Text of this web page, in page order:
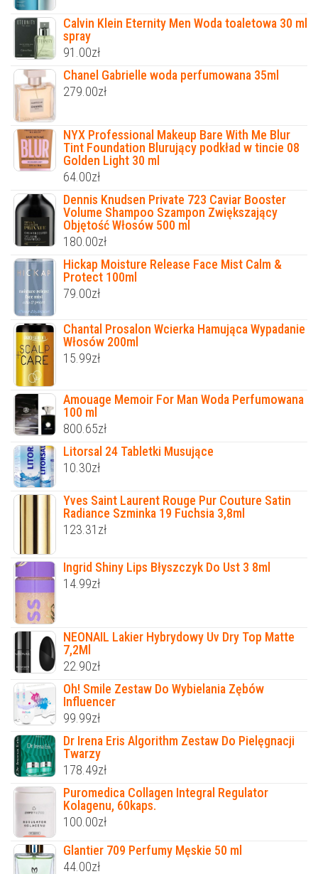
Calvin Klein Eternity Men Woda toaletowa 30 ml
spray
91.00zł
Chanel Gabrielle woda perfumowana 35ml
279.00zł
NYX Professional Makeup Bare With Me Blur
Tint Foundation Blurujący podkład w tincie 08
Golden Light 30 ml
64.00zł
Dennis Knudsen Private 723 Caviar Booster
Volume Shampoo Szampon Zwiększający
Objętość Włosów 500 ml
180.00zł
Hickap Moisture Release Face Mist Calm &
Protect 100ml
79.00zł
Chantal Prosalon Wcierka Hamująca Wypadanie
Włosów 200ml
15.99zł
Amouage Memoir For Man Woda Perfumowana
100 ml
800.65zł
Litorsal 24 Tabletki Musujące
10.30zł
Yves Saint Laurent Rouge Pur Couture Satin
Radiance Szminka 19 Fuchsia 3,8ml
123.31 zł
Ingrid Shiny Lips Błyszczyk Do Ust 3 8ml
14.99zł
NEONAIL Lakier Hybrydowy Uv Dry Top Matte
7,2Ml
22.90zł
Oh! Smile Zestaw Do Wybielania Zębów
Influencer
99.99zł
Dr Irena Eris Algorithm Zestaw Do Pielęgnacji
Twarzy
178.49zł
Puromedica Collagen Integral Regulator
Kolagenu, 60kaps.
100.00zł
Glantier 709 Perfumy Męskie 50 ml
44.00zł